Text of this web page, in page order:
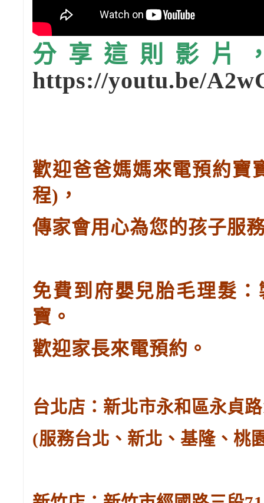
分享這則影片
https://youtu.be/
歡迎爸爸媽媽來電預約寶
程) ，
傳家會用心為您的孩子服
免費到府嬰兒胎毛理髮
寶。
歡迎家長來電預約。
台北店：新北市永和區永貞
(服務台北、新北、基隆、桃